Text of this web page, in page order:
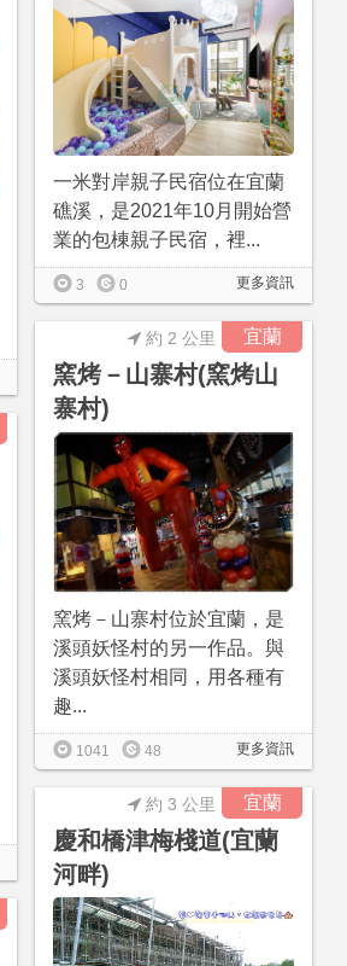
一米對岸親子民宿位在宜蘭
礁溪，是2021年10月開始營
業的包棟親子民宿，裡...
更多資訊
3 0
宜蘭
窯烤－山寨村(窯烤山
寨村)
約 2 公里
窯烤－山寨村位於宜蘭，是
溪頭妖怪村的另一作品。與
溪頭妖怪村相同，用各種有
趣...
更多資訊
1041 48
宜蘭
慶和橋津梅棧道(宜蘭
河畔)
約 3 公里